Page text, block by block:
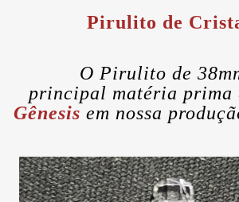
Pirulito de
O Pirulito de
principal matéria prima
Gênesis em nossa